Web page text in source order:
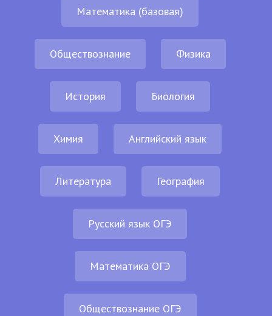
Математика (базовая)
Обществознание Физика
История Биология
Химия Английский язык
Литература География
Русский язык ОГЭ
Математика ОГЭ
Обществознание ОГЭ